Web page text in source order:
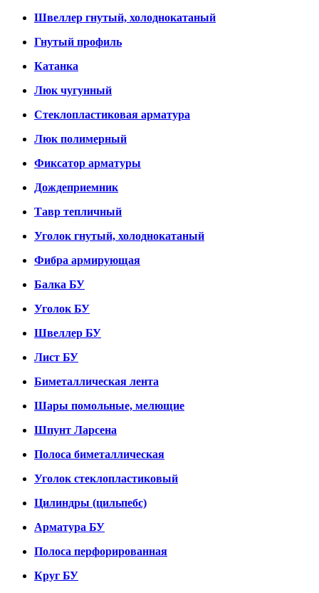
Швеллер гнутый, холоднокатаный
Гнутый профиль
Катанка
Люк чугунный
Стеклопластиковая арматура
Люк полимерный
Фиксатор арматуры
Дождеприемник
Тавр тепличный
Уголок гнутый, холоднокатаный
Фибра армирующая
Балка БУ
Уголок БУ
Швеллер БУ
Лист БУ
Биметаллическая лента
Шары помольные, мелющие
Шпунт Ларсена
Полоса биметаллическая
Уголок стеклопластиковый
Цилиндры (цильпебс)
Арматура БУ
Полоса перфорированная
Круг БУ